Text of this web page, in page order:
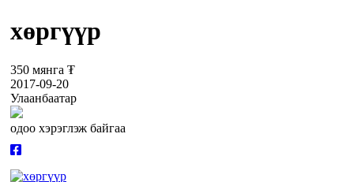
хөргүүр
350 мянга ₮
2017-09-20
Улаанбаатар
одоо хэрэглэж байгаа